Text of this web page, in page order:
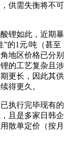
供需失衡将不可
锂如此，近期暴
”的1元/吨（甚至
地区价格已分别
的工艺复杂且涉
更长，因此其供
得更久。
执行完毕现有的
且是多家日韩企
散单定价（按月